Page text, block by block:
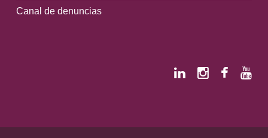
Canal de denuncias